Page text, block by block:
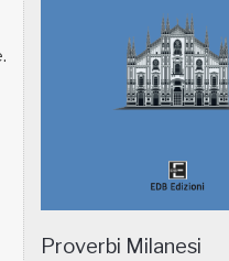
Proverbi Milanesi